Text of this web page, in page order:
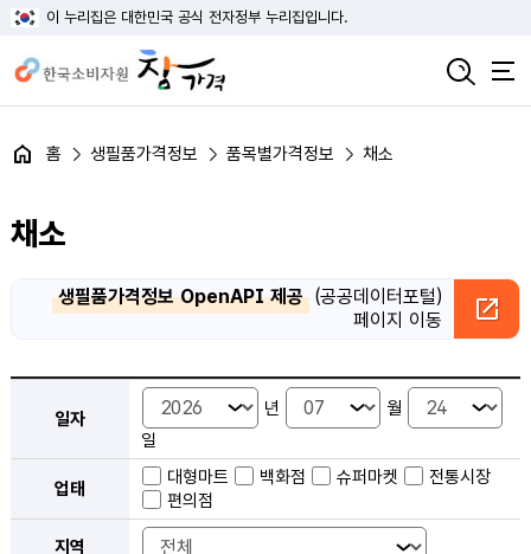
이 누리집은 대한민국 공식 전자정부 누리집입니다.
홈 생필품가격정보 품목별가격정보 채소
채소
생필품가격정보 OpenAPI 제공 (공공데이터포털)
페이지 이동
일자 년
월
일
업태
대형마트 백화점 슈퍼마켓
전통시장
편의점
지역